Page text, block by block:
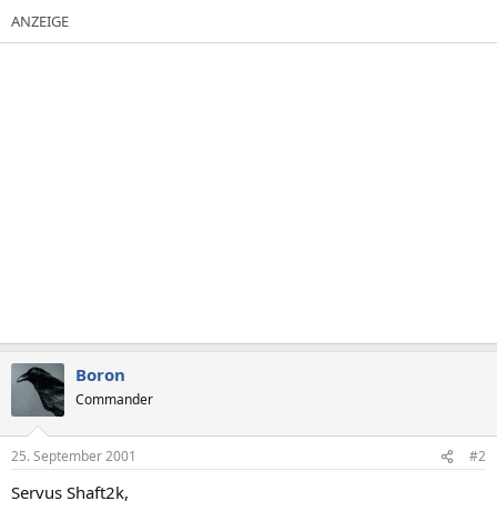
Boron
Commander
25. September 2001 #2
Servus Shaft2k,